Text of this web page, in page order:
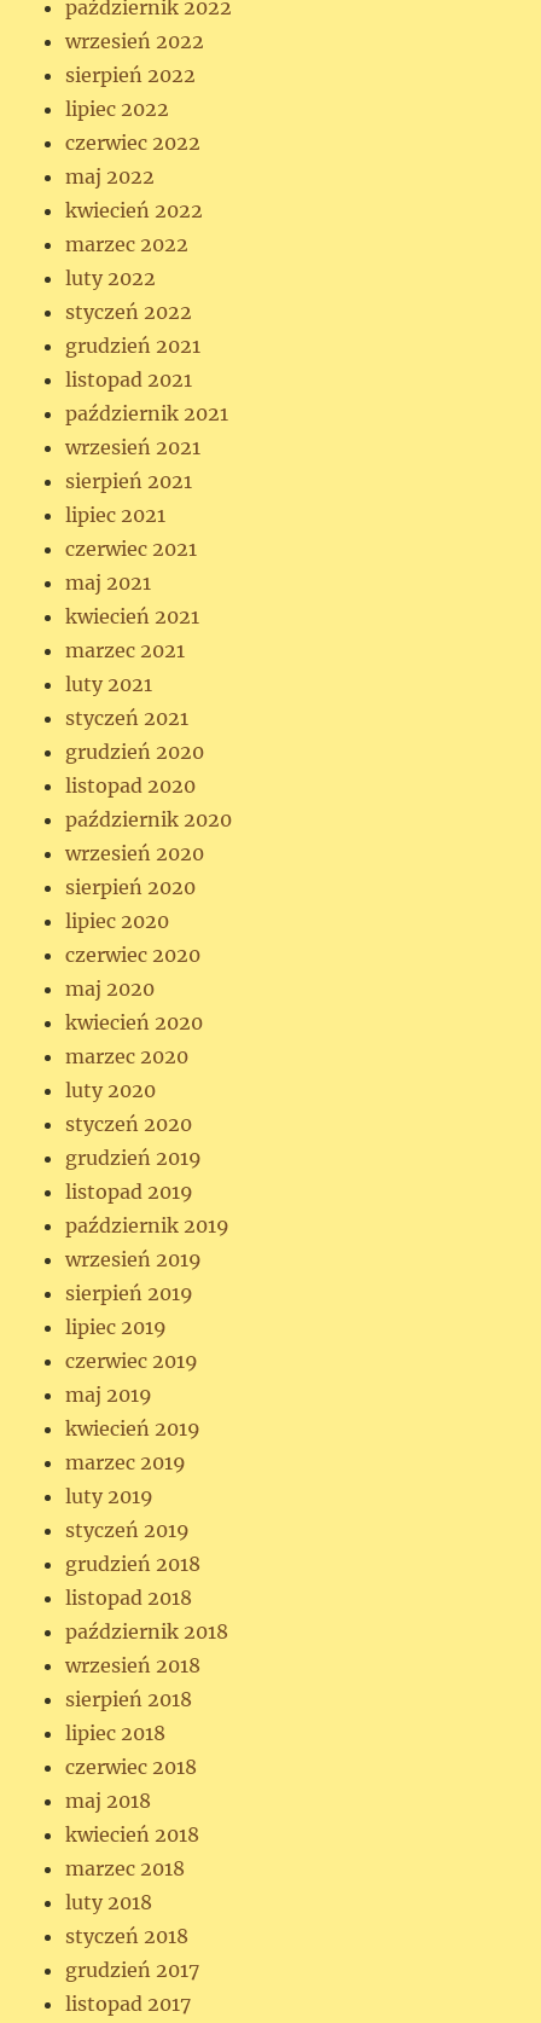
październik 2022
wrzesień 2022
sierpień 2022
lipiec 2022
czerwiec 2022
maj 2022
kwiecień 2022
marzec 2022
luty 2022
styczeń 2022
grudzień 2021
listopad 2021
październik 2021
wrzesień 2021
sierpień 2021
lipiec 2021
czerwiec 2021
maj 2021
kwiecień 2021
marzec 2021
luty 2021
styczeń 2021
grudzień 2020
listopad 2020
październik 2020
wrzesień 2020
sierpień 2020
lipiec 2020
czerwiec 2020
maj 2020
kwiecień 2020
marzec 2020
luty 2020
styczeń 2020
grudzień 2019
listopad 2019
październik 2019
wrzesień 2019
sierpień 2019
lipiec 2019
czerwiec 2019
maj 2019
kwiecień 2019
marzec 2019
luty 2019
styczeń 2019
grudzień 2018
listopad 2018
październik 2018
wrzesień 2018
sierpień 2018
lipiec 2018
czerwiec 2018
maj 2018
kwiecień 2018
marzec 2018
luty 2018
styczeń 2018
grudzień 2017
listopad 2017